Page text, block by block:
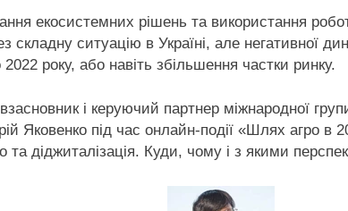
екосистемних рішень та використання
складну ситуацію в Україні, але негативної
року, або навіть збільшення частки ринку.
і керуючий партнер міжнародної
Яковенко під час онлайн-події «Шлях агро в
та діджиталізація. Куди, чому і з якими